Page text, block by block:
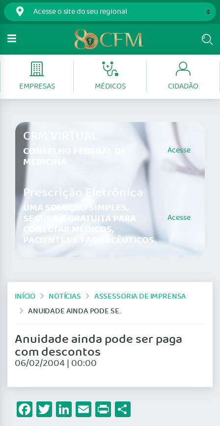
EMPRESAS MÉDICOS CIDADÃO
CRM VIRTUAL
CONSELHO FEDERAL DE
MEDICINA
Acesse
Prescrição Eletrônica
UMA SOLUÇÃO SIMPLES,
SEGURA E GRATUITA PARA
CONECTAR MÉDICOS,
PACIENTES E FARMACÊUTICOS.
Acesse
INÍCIO NOTÍCIAS
ASSESSORIA DE IMPRENSA
ANUIDADE AINDA PODE SER PAGA COM DESCONTOS
Anuidade ainda pode ser paga
com descontos
06/02/2004 | 00:00
Facebook
Twitter
LinkedIn
Email
Print